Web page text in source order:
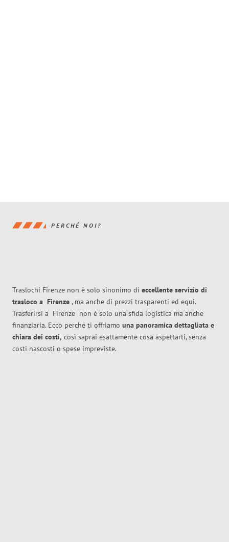
PERCHÉ NOI?
Traslochi Firenze non è solo sinonimo di eccellente servizio di
trasloco a Firenze , ma anche di prezzi trasparenti ed equi.
Trasferirsi a Firenze non è solo una sfida logistica ma anche
finanziaria. Ecco perché ti offriamo una panoramica dettagliata e
chiara dei costi, così saprai esattamente cosa aspettarti, senza
costi nascosti o spese impreviste.